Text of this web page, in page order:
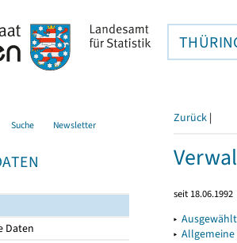
Suche Newsletter
Daten
Zurück |
seit 18.06.1992
▸
▸